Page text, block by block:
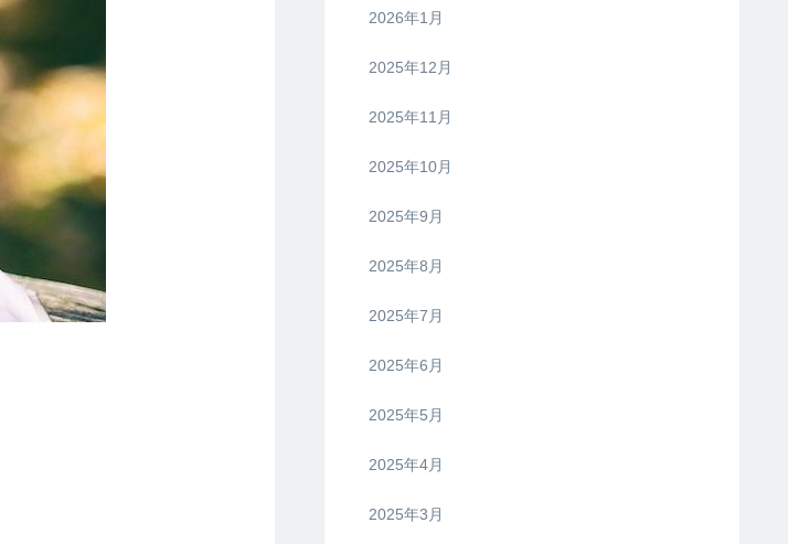
2026年1月
2025年12月
2025年11月
2025年10月
2025年9月
2025年8月
2025年7月
2025年6月
2025年5月
2025年4月
2025年3月